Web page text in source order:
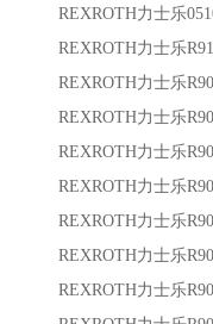
REXROTH力士乐
REXROTH力士乐
REXROTH力士乐
REXROTH力士乐
REXROTH力士乐
REXROTH力士乐
REXROTH力士乐
REXROTH力士乐
REXROTH力士乐